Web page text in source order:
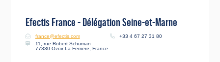
Efectis France - Délégation Seine-et-Marne
france@efectis.com
+33 4 67 27 31 80
11, rue Robert Schuman
77330 Ozoir La Ferriere, France